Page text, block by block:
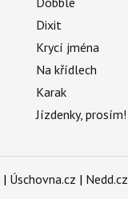
Dixit
Krycí jména
Na křídlech
Karak
Jízdenky, prosím!
| Úschovna.cz | Nedd.cz